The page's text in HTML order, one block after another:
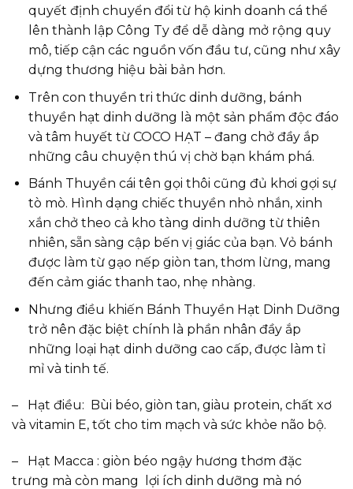
quyết định chuyển đổi từ hộ kinh doanh cá thể
lên thành lập Công Ty để dễ dàng mở rộng quy
mô, tiếp cận các nguồn vốn đầu tư, cũng như xây
dựng thương hiệu bài bản hơn.
Trên con thuyền tri thức dinh dưỡng, bánh
thuyền hạt dinh dưỡng là một sản phẩm độc đáo
và tâm huyết từ COCO HẠT – đang chở đầy ắp
những câu chuyện thú vị chờ bạn khám phá.
Bánh Thuyền cái tên gọi thôi cũng đủ khơi gợi sự
tò mò. Hình dạng chiếc thuyền nhỏ nhắn, xinh
xắn chở theo cả kho tàng dinh dưỡng từ thiên
nhiên, sẵn sàng cập bến vị giác của bạn. Vỏ bánh
được làm từ gạo nếp giòn tan, thơm lừng, mang
đến cảm giác thanh tao, nhẹ nhàng.
Nhưng điều khiến Bánh Thuyền Hạt Dinh Dưỡng
trở nên đặc biệt chính là phần nhân đầy ắp
những loại hạt dinh dưỡng cao cấp, được làm tỉ
mỉ và tinh tế.
– Hạt điều: Bùi béo, giòn tan, giàu protein, chất xơ
và vitamin E, tốt cho tim mạch và sức khỏe não bộ.
– Hạt Macca : giòn béo ngậy hương thơm đặc
trưng mà còn mang lợi ích dinh dưỡng mà nó